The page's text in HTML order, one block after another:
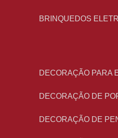
BRINQUEDOS
DECORAÇÃO
DECORAÇÃO DE
DECORAÇÃO DE